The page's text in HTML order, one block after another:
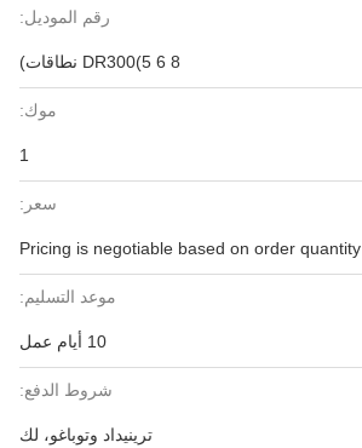
رقم الموديل:
DR300(5 6 8 نطاقات)
موك:
سعر:
Pricing is negotiable based on order quantity
موعد التسليم:
10 أيام عمل
شروط الدفع:
ترينيداد وتوباغو، لك